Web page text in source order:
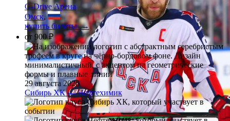
G-Drive Арена
Омск,
купить билеты →
от 900 ₽
29 августа 2026
Сибирь ХК — Нефтехимик